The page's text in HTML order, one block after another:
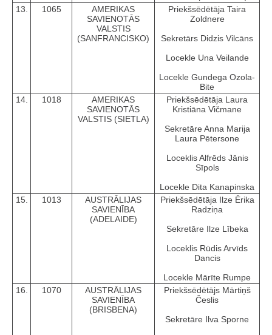
13.
1065
AMERIKAS
SAVIENOTĀS
VALSTIS
(SANFRANCISKO)
Priekšsēdētāja Taira
Zoldnere
Sekretārs Didzis Vilcāns
Locekle Una Veilande
Locekle Gundega Ozola-
Bite
14.
1018
AMERIKAS
SAVIENOTĀS
VALSTIS (SIETLA)
Priekšsēdētāja Laura
Kristiāna Vičmane
Sekretāre Anna Marija
Laura Pētersone
Loceklis Alfrēds Jānis
Sīpols
Locekle Dita Kanapinska
15.
1013
AUSTRĀLIJAS
SAVIENĪBA
(ADELAIDE)
Priekšsēdētāja Ilze Ērika
Radziņa
Sekretāre Ilze Lībeka
Loceklis Rūdis Arvīds
Dancis
Locekle Mārīte Rumpe
16.
1070
AUSTRĀLIJAS
SAVIENĪBA
(BRISBENA)
Priekšsēdētājs Mārtiņš
Česlis
Sekretāre Ilva Sporne